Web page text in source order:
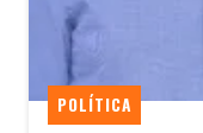
POLÍTICA